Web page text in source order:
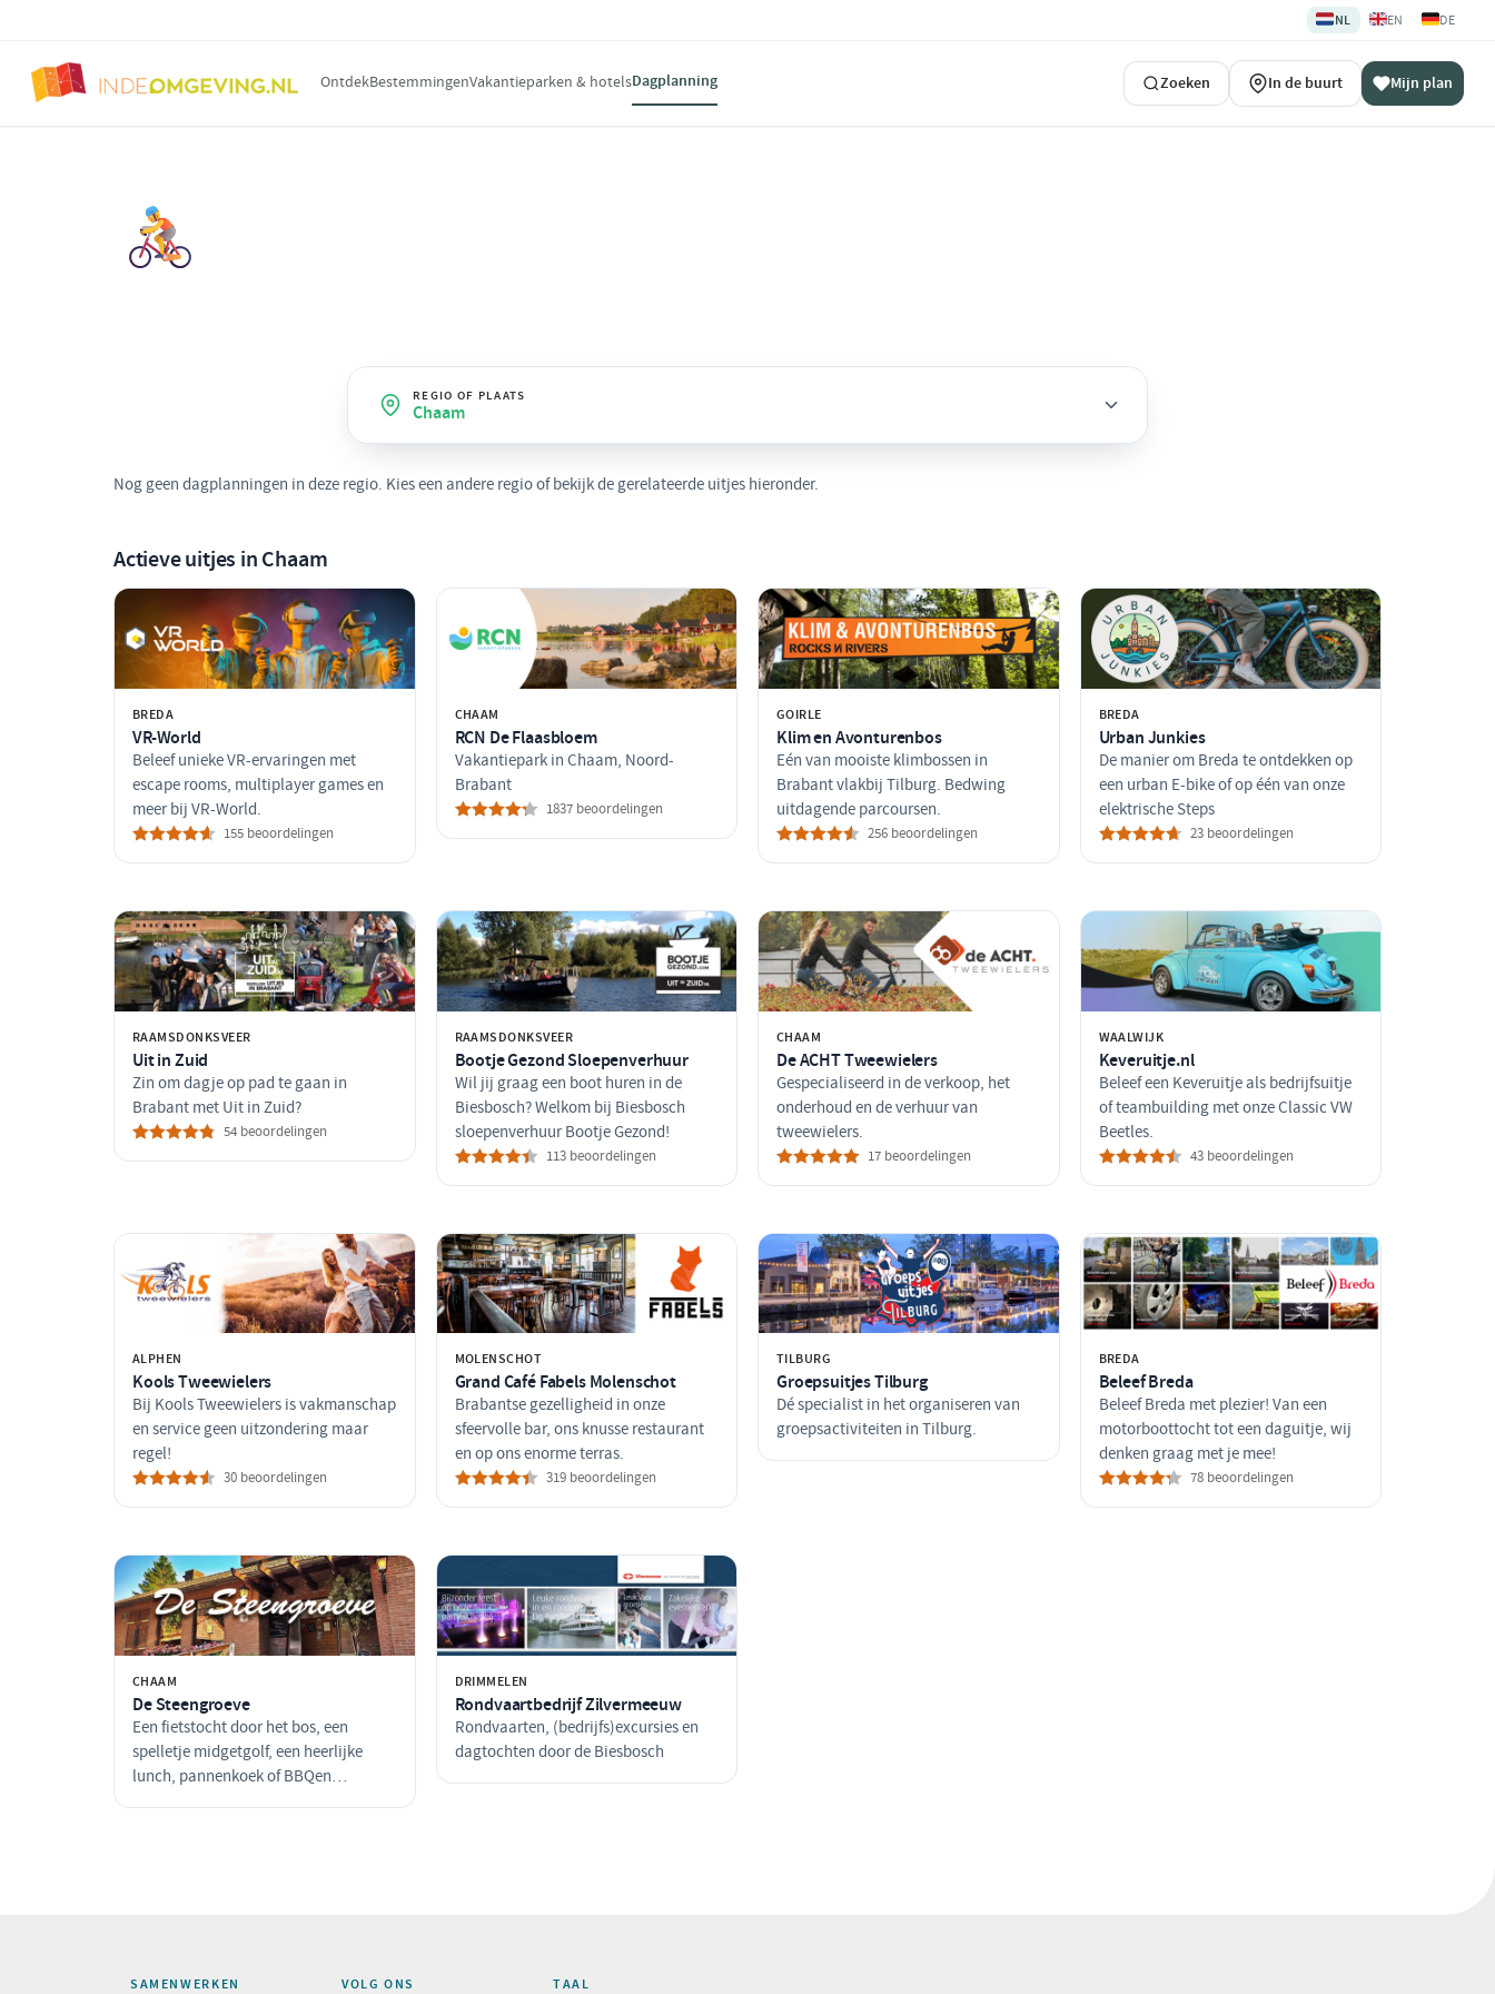
🇳🇱NL 🇬🇧EN 🇩🇪DE
OntdekBestemmingenVakantieparken & hotelsDagplanning Zoeken In de buurt Mijn plan
REGIO OF PLAATS
Chaam
Nog geen dagplanningen in deze regio. Kies een andere regio of bekijk de gerelateerde uitjes hieronder.
Actieve uitjes in Chaam
BREDA
VR-World
Beleef unieke VR-ervaringen met
escape rooms, multiplayer games en
meer bij VR-World.
155 beoordelingen
CHAAM
RCN De Flaasbloem
Vakantiepark in Chaam, Noord-
Brabant
1837 beoordelingen
GOIRLE
Klim en Avonturenbos
Eén van mooiste klimbossen in
Brabant vlakbij Tilburg. Bedwing
uitdagende parcoursen.
256 beoordelingen
BREDA
Urban Junkies
De manier om Breda te ontdekken op
een urban E-bike of op één van onze
elektrische Steps
23 beoordelingen
RAAMSDONKSVEER
Uit in Zuid
Zin om dagje op pad te gaan in
Brabant met Uit in Zuid?
54 beoordelingen
RAAMSDONKSVEER
Bootje Gezond Sloepenverhuur
Wil jij graag een boot huren in de
Biesbosch? Welkom bij Biesbosch
sloepenverhuur Bootje Gezond!
113 beoordelingen
CHAAM
De ACHT Tweewielers
Gespecialiseerd in de verkoop, het
onderhoud en de verhuur van
tweewielers.
17 beoordelingen
WAALWIJK
Keveruitje.nl
Beleef een Keveruitje als bedrijfsuitje
of teambuilding met onze Classic VW
Beetles.
43 beoordelingen
ALPHEN
Kools Tweewielers
Bij Kools Tweewielers is vakmanschap
en service geen uitzondering maar
regel!
30 beoordelingen
MOLENSCHOT
Grand Café Fabels Molenschot
Brabantse gezelligheid in onze
sfeervolle bar, ons knusse restaurant
en op ons enorme terras.
319 beoordelingen
TILBURG
Groepsuitjes Tilburg
Dé specialist in het organiseren van
groepsactiviteiten in Tilburg.
BREDA
Beleef Breda
Beleef Breda met plezier! Van een
motorboottocht tot een daguitje, wij
denken graag met je mee!
78 beoordelingen
CHAAM
De Steengroeve
Een fietstocht door het bos, een
spelletje midgetgolf, een heerlijke
lunch, pannenkoek of BBQen…
DRIMMELEN
Rondvaartbedrijf Zilvermeeuw
Rondvaarten, (bedrijfs)excursies en
dagtochten door de Biesbosch
SAMENWERKEN VOLG ONS TAAL